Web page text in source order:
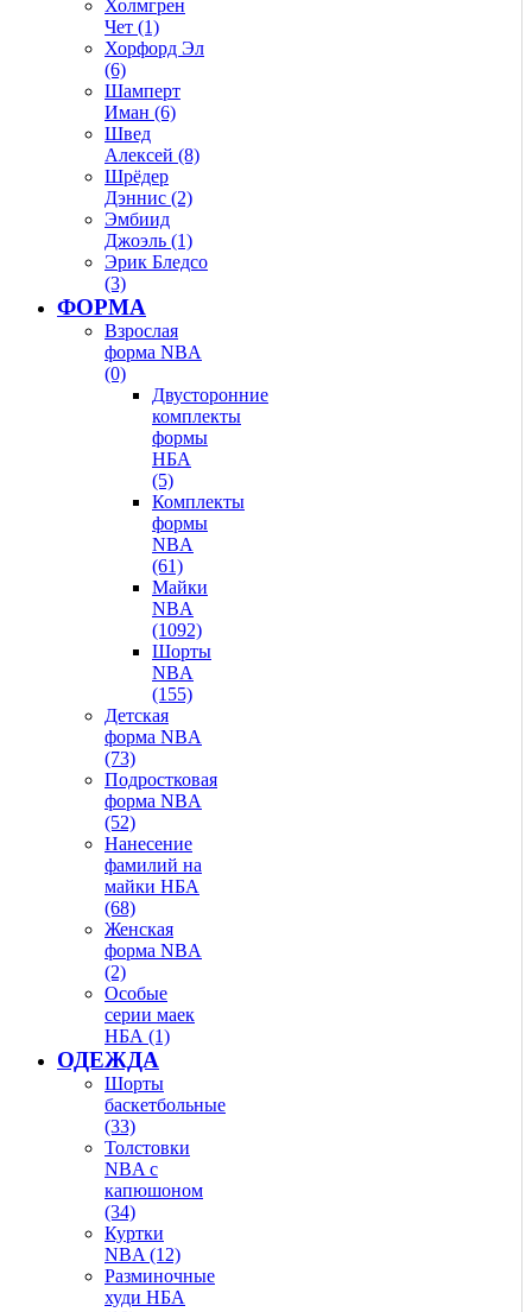
Холмгрен
Чет (1)
Хорфорд Эл
(6)
Шамперт
Иман (6)
Швед
Алексей (8)
Шрёдер
Дэннис (2)
Эмбиид
Джоэль (1)
Эрик Бледсо
(3)
ФОРМА
Взрослая
форма NBA
(0)
Двусторонние
комплекты
формы
НБА
(5)
Комплекты
формы
NBA
(61)
Майки
NBA
(1092)
Шорты
NBA
(155)
Детская
форма NBA
(73)
Подростковая
форма NBA
(52)
Нанесение
фамилий на
майки НБА
(68)
Женская
форма NBA
(2)
Особые
серии маек
НБА (1)
ОДЕЖДА
Шорты
баскетбольные
(33)
Толстовки
NBA с
капюшоном
(34)
Куртки
NBA (12)
Разминочные
худи НБА